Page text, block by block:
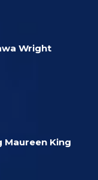
Wright
Maureen King